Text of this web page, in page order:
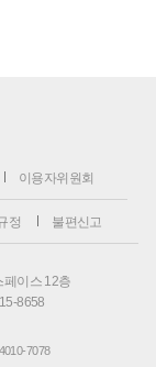
이용자위원회
정 불편신고
페이스 12층
8658
7078